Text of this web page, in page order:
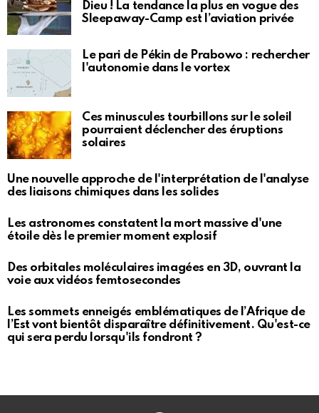
Dieu ! La tendance la plus en vogue des
Sleepaway-Camp est l’aviation privée
Le pari de Pékin de Prabowo : rechercher
l'autonomie dans le vortex
Ces minuscules tourbillons sur le soleil
pourraient déclencher des éruptions
solaires
Une nouvelle approche de l'interprétation de l'analyse
des liaisons chimiques dans les solides
Les astronomes constatent la mort massive d'une
étoile dès le premier moment explosif
Des orbitales moléculaires imagées en 3D, ouvrant la
voie aux vidéos femtosecondes
Les sommets enneigés emblématiques de l’Afrique de
l’Est vont bientôt disparaître définitivement. Qu'est-ce
qui sera perdu lorsqu'ils fondront ?